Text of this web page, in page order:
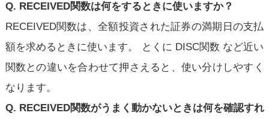
Q. RECEIVED関数は何をするときに使いますか？
RECEIVED関数は、全額投資された証券の満期日の支払
額を求めるときに使います。 とくに DISC関数 など近い
関数との違いを合わせて押さえると、使い分けしやすく
なります。
Q. RECEIVED関数がうまく動かないときは何を確認すれ